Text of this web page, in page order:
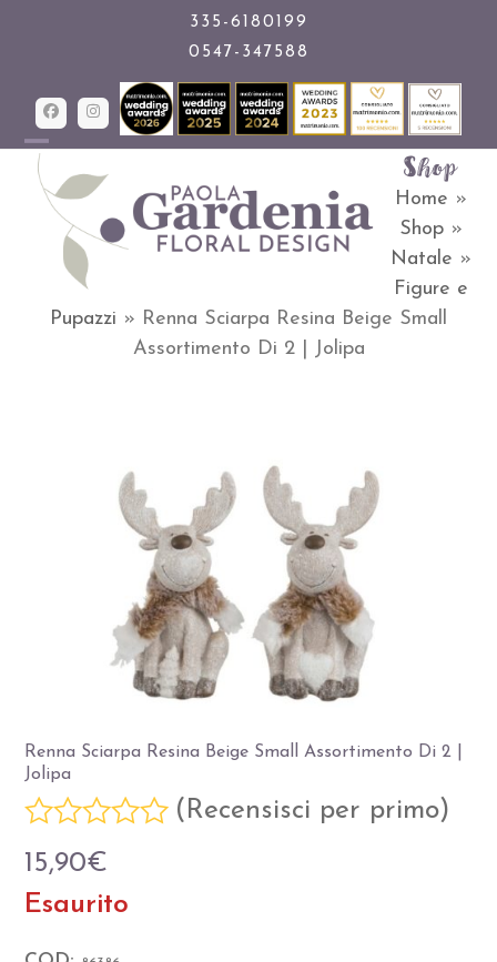
content
335-6180199
0547-347588
FacebookInstagram
Open
mobile
menu
Close
mobile
menu
Shop
Home »
Shop»
Natale »
Figure e
Pupazzi » Renna Sciarpa Resina Beige Small
Assortimento Di 2 | Jolipa
Renna Sciarpa Resina Beige Small Assortimento Di 2 |
Jolipa
Valutato
0
su
( Recensisci per primo)
15,90€
Esaurito